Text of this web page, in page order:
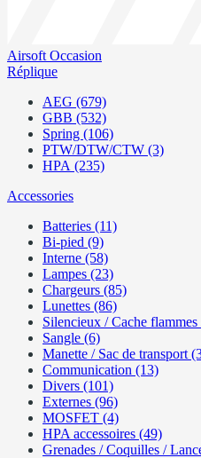
Airsoft Occasion
Réplique
AEG (679)
GBB (532)
Spring (106)
PTW/DTW/CTW (3)
HPA (235)
Accessories
Batteries (11)
Bi-pied (9)
Interne (58)
Lampes (23)
Chargeurs (85)
Lunettes (86)
Silencieux / Cache
Sangle (6)
Manette / Sac de transport
Communication (13)
Divers (101)
Externes (96)
MOSFET (4)
HPA accessoires (49)
Grenades / Coquilles /